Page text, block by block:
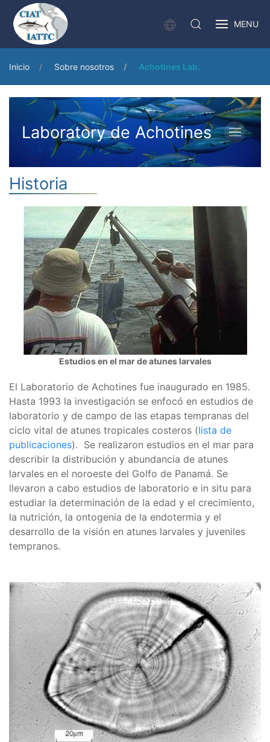
MENU
Inicio Sobre nosotros Achotines Lab.
Laboratory de Achotines
Historia
Estudios en el mar de atunes larvales
El Laboratorio de Achotines fue inaugurado en 1985.
Hasta 1993 la investigación se enfocó en estudios de
laboratorio y de campo de las etapas tempranas del
ciclo vital de atunes tropicales costeros (lista de
publicaciones). Se realizaron estudios en el mar para
describir la distribución y abundancia de atunes
larvales en el noroeste del Golfo de Panamá. Se
llevaron a cabo estudios de laboratorio e in situ para
estudiar la determinación de la edad y el crecimiento,
la nutrición, la ontogenia de la endotermia y el
desarrollo de la visión en atunes larvales y juveniles
tempranos.